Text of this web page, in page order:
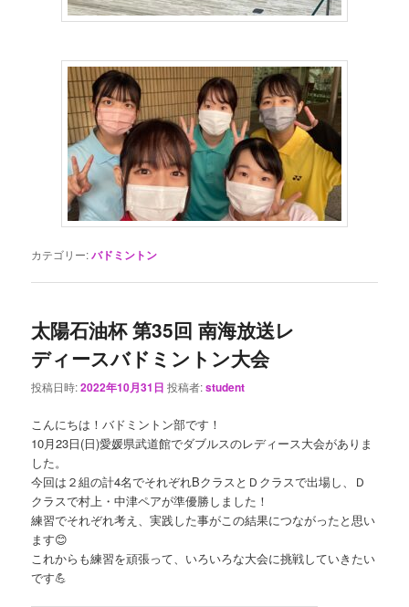
カテゴリー:バドミントン
太陽石油杯 第35回 南海放送レ
ディースバドミントン大会
投稿日時:2022年10月31日 投稿者:student
こんにちは！バドミントン部です！
10月23日(日)愛媛県武道館でダブルスのレディース大会がありま
した。
今回は２組の計4名でそれぞれBクラスとＤクラスで出場し、Ｄ
クラスで村上・中津ペアが準優勝しました！
練習でそれぞれ考え、実践した事がこの結果につながったと思い
ます😊
これからも練習を頑張って、いろいろな大会に挑戦していきたい
です💪